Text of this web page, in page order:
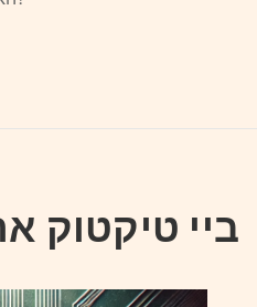
ביי טיקטוק